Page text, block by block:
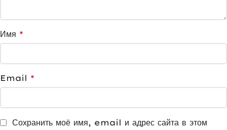
Имя *
Email *
Сохранить моё имя, email и адрес сайта в этом